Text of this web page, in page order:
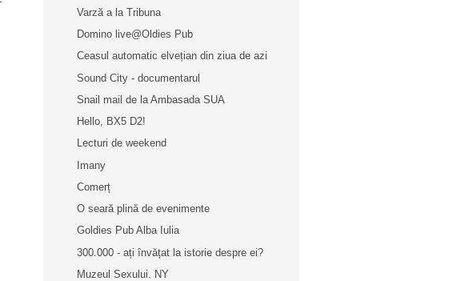
Varză a la Tribuna
Domino live@Oldies Pub
Ceasul automatic elvețian din ziua de azi
Sound City - documentarul
Snail mail de la Ambasada SUA
Hello, BX5 D2!
Lecturi de weekend
Imany
Comerț
O seară plină de evenimente
Goldies Pub Alba Iulia
300.000 - ați învățat la istorie despre ei?
Muzeul Sexului. NY